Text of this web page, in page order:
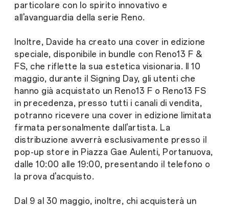
particolare con lo spirito innovativo e
all'avanguardia della serie Reno.
Inoltre, Davide ha creato una cover in edizione
speciale, disponibile in bundle con Reno13 F &
FS, che riflette la sua estetica visionaria. Il 10
maggio, durante il Signing Day, gli utenti che
hanno già acquistato un Reno13 F o Reno13 FS
in precedenza, presso tutti i canali di vendita,
potranno ricevere una cover in edizione limitata
firmata personalmente dall'artista. La
distribuzione avverrà esclusivamente presso il
pop-up store in Piazza Gae Aulenti, Portanuova,
dalle 10:00 alle 19:00, presentando il telefono o
la prova d'acquisto.
Dal 9 al 30 maggio, inoltre, chi acquisterà un